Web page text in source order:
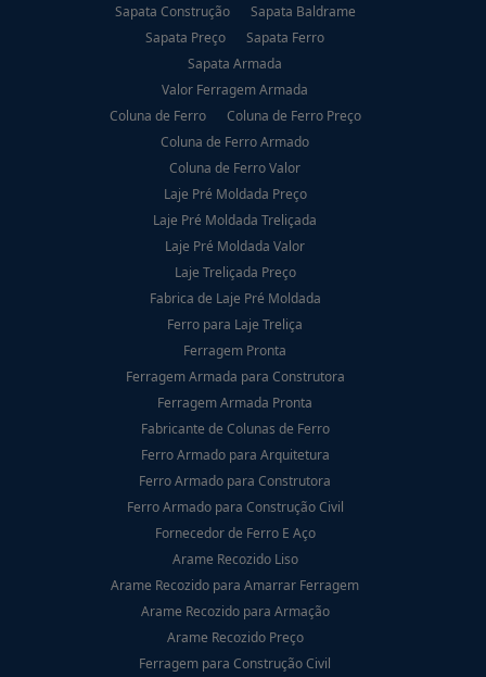
Sapata Construção
Sapata Baldrame
Sapata Preço
Sapata Ferro
Sapata Armada
Valor Ferragem Armada
Coluna de Ferro
Coluna de Ferro Preço
Coluna de Ferro Armado
Coluna de Ferro Valor
Laje Pré Moldada Preço
Laje Pré Moldada Treliçada
Laje Pré Moldada Valor
Laje Treliçada Preço
Fabrica de Laje Pré Moldada
Ferro para Laje Treliça
Ferragem Pronta
Ferragem Armada para Construtora
Ferragem Armada Pronta
Fabricante de Colunas de Ferro
Ferro Armado para Arquitetura
Ferro Armado para Construtora
Ferro Armado para Construção Civil
Fornecedor de Ferro E Aço
Arame Recozido Liso
Arame Recozido para Amarrar Ferragem
Arame Recozido para Armação
Arame Recozido Preço
Ferragem para Construção Civil